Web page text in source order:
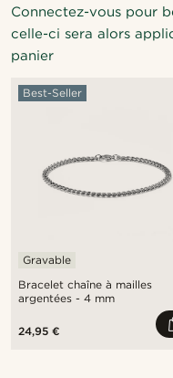
Connectez-vous pour
celle-ci sera alors
panier
Bracelet chaîne à mailles
argentées - 4 mm
Best-Seller
Gravable
24,95 €